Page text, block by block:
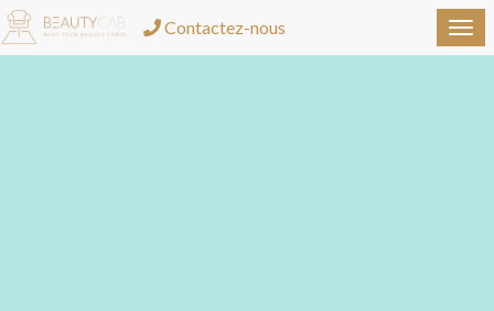
Contactez-nous